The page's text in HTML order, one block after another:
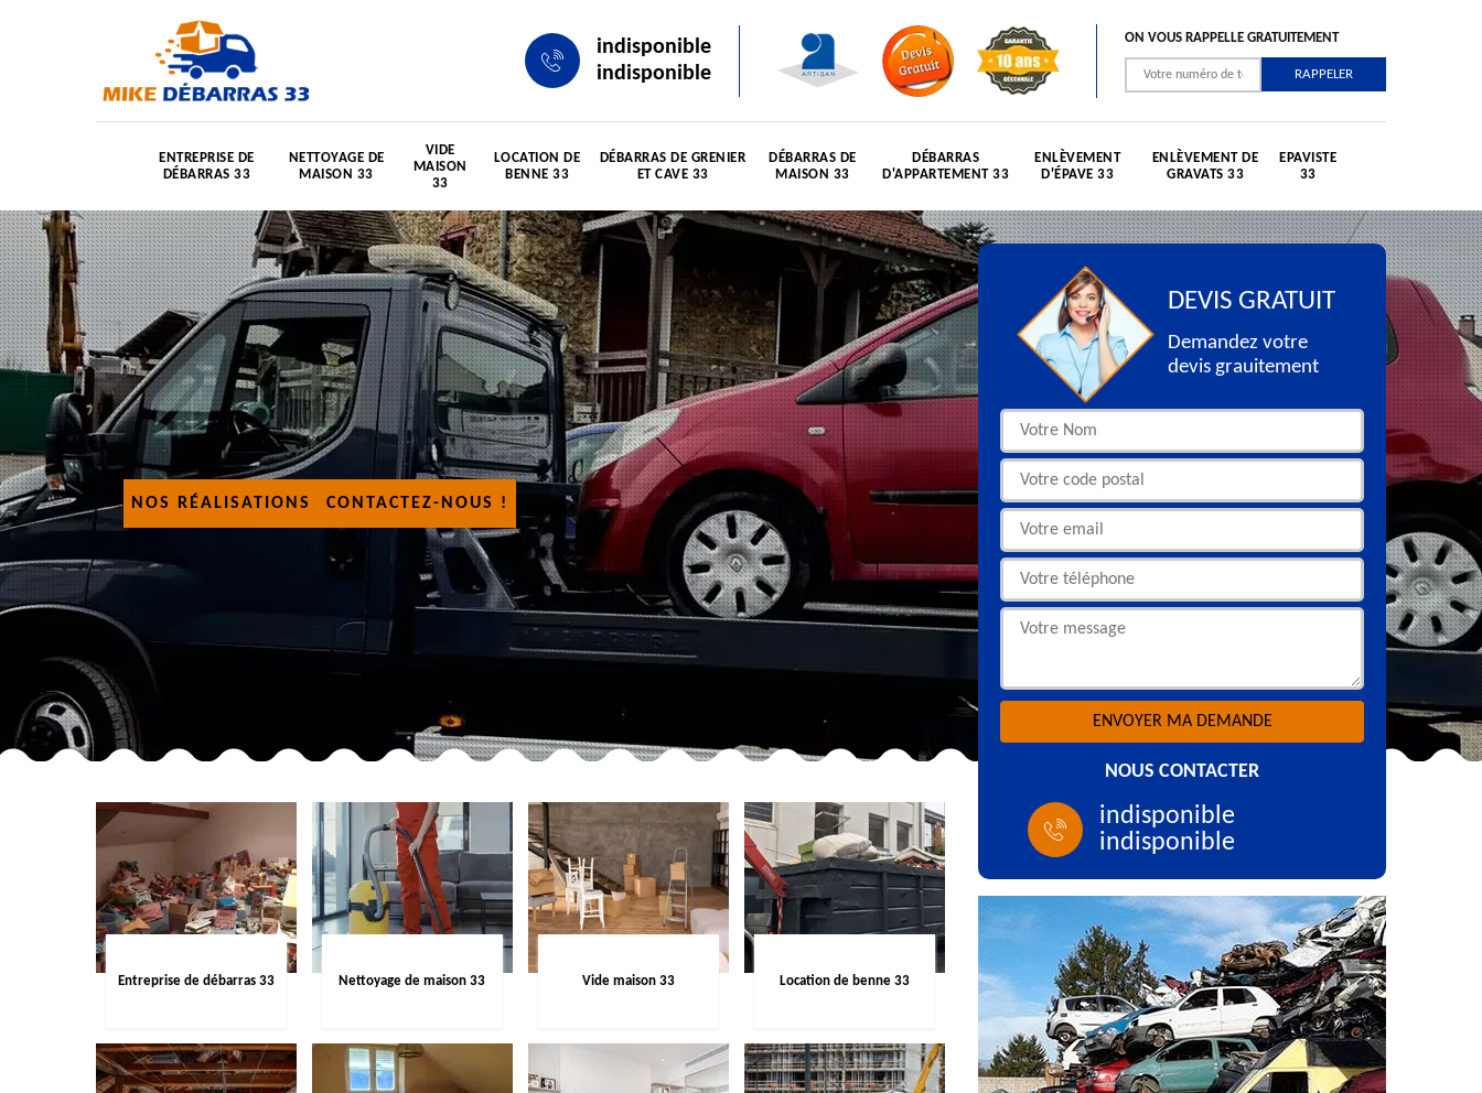
indisponible
indisponible
ON VOUS RAPPELLE GRATUITEMENT
ENTREPRISE DE
DÉBARRAS 33
NETTOYAGE DE
MAISON 33
VIDE
MAISON
33
LOCATION DE
BENNE 33
DÉBARRAS DE GRENIER
ET CAVE 33
DÉBARRAS DE
MAISON 33
DÉBARRAS
D'APPARTEMENT 33
ENLÈVEMENT
D'ÉPAVE 33
ENLÈVEMENT DE
GRAVATS 33
EPAVISTE
33
NOS RÉALISATIONS CONTACTEZ-NOUS !
Entreprise de débarras 33 Nettoyage de maison 33 Vide maison 33 Location de benne 33
DEVIS GRATUIT
Demandez votre
devis grauitement
NOUS CONTACTER
indisponible
indisponible